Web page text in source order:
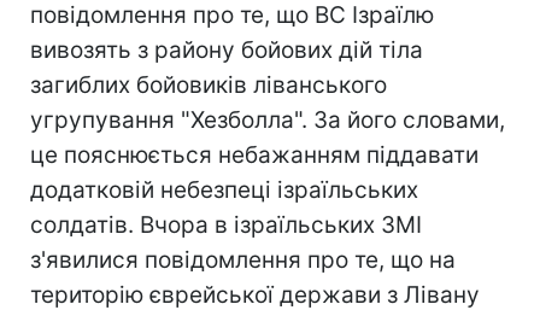
повідомлення про те, що ВС Ізраїлю
вивозять з району бойових дій тіла
загиблих бойовиків ліванського
угрупування "Хезболла". За його словами,
це пояснюється небажанням піддавати
додатковій небезпеці ізраїльських
солдатів. Вчора в ізраїльських ЗМІ
з'явилися повідомлення про те, що на
територію єврейської держави з Лівану